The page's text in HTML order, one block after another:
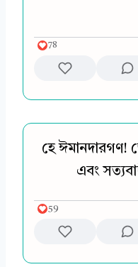
78
হে ঈমানদারগণ!
এবং
59